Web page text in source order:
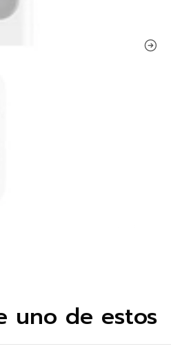
uno de estos